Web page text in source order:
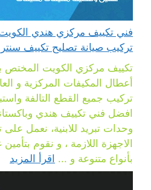
تركيب صيانة تصليح تكييف
تكييف مركزي الكويت المختص
أعطال المكيفات المركزية و
تركيب جميع القطع التالفة
افضل فني تكييف هندي
وحدات تبريد للابنية، نعمل
الاجهزة اللازمة ، و نقوم
بأنواع متنوعة و ... اقرأ المزيد